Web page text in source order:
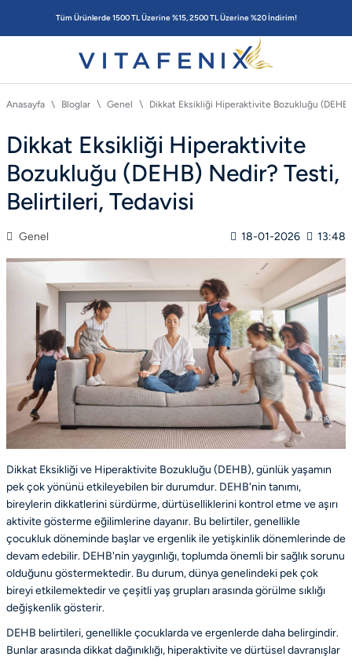
Tüm Ürünlerde 1500 TL Üzerine %15, 2500 TL Üzerine %20 İndirim!
Anasayfa Bloglar Genel Dikkat Eksikliği Hiperaktivite Bozukluğu
Dikkat Eksikliği Hiperaktivite
Bozukluğu (DEHB) Nedir? Testi,
Belirtileri, Tedavisi
Genel 18-01-2026 13:48
Dikkat Eksikliği ve Hiperaktivite Bozukluğu (DEHB), günlük yaşamın
pek çok yönünü etkileyebilen bir durumdur. DEHB'nin tanımı,
bireylerin dikkatlerini sürdürme, dürtüselliklerini kontrol etme ve aşırı
aktivite gösterme eğilimlerine dayanır. Bu belirtiler, genellikle
çocukluk döneminde başlar ve ergenlik ile yetişkinlik dönemlerinde de
devam edebilir. DEHB'nin yaygınlığı, toplumda önemli bir sağlık sorunu
olduğunu göstermektedir. Bu durum, dünya genelindeki pek çok
bireyi etkilemektedir ve çeşitli yaş grupları arasında görülme sıklığı
değişkenlik gösterir.
DEHB belirtileri, genellikle çocuklarda ve ergenlerde daha belirgindir.
Bunlar arasında dikkat dağınıklığı, hiperaktivite ve dürtüsel davranışlar